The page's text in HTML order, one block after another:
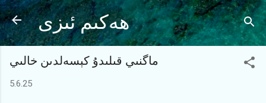
Ana içeriğe atlaھەكىم ئىزى
ماگنىي قىلىدۇ كېسەلدىن خالىي
5.6.25